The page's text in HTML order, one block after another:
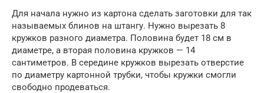
Для начала нужно из картона сделать заготовки для так
называемых блинов на штангу. Нужно вырезать 8
кружков разного диаметра. Половина будет 18 см в
диаметре, а вторая половина кружков — 14
сантиметров. В середине кружков вырезать отверстие
по диаметру картонной трубки, чтобы кружки смогли
свободно продеваться.